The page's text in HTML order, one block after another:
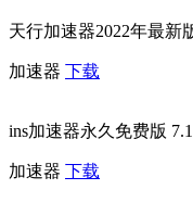
天行加速器2022年最新
加速器 下载
ins加速器永久免费版
加速器 下载